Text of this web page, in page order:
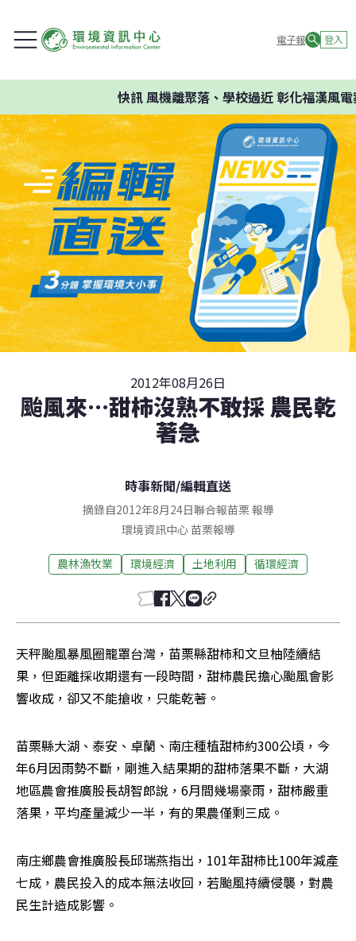
電子報 登入
快訊風機離聚落、學校過近 彰化福漢風電
2012年08月26日
颱風來…甜柿沒熟不敢採 農民乾
著急
時事新聞/編輯直送
摘錄自2012年8月24日聯合報苗栗 報導
環境資訊中心苗栗報導
農林漁牧業 環境經濟 土地利用 循環經濟
天秤颱風暴風圈籠罩台灣，苗栗縣甜柿和文旦柚陸續結
果，但距離採收期還有一段時間，甜柿農民擔心颱風會影
響收成，卻又不能搶收，只能乾著。
苗栗縣大湖、泰安、卓蘭、南庄種植甜柿約300公頃，今
年6月因雨勢不斷，剛進入結果期的甜柿落果不斷，大湖
地區農會推廣股長胡智郎說，6月間幾場豪雨，甜柿嚴重
落果，平均產量減少一半，有的果農僅剩三成。
南庄鄉農會推廣股長邱瑞燕指出，101年甜柿比100年減產
七成，農民投入的成本無法收回，若颱風持續侵襲，對農
民生計造成影響。